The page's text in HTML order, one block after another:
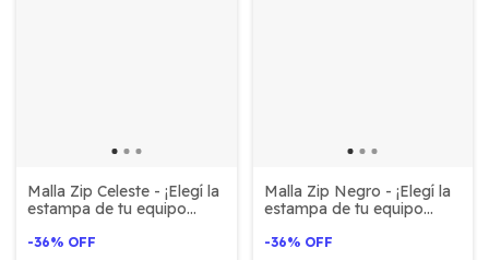
Malla Zip Celeste - ¡Elegí la
estampa de tu equipo
-36% OFF
Malla Zip Negro - ¡Elegí la
estampa de tu equipo
-36% OFF